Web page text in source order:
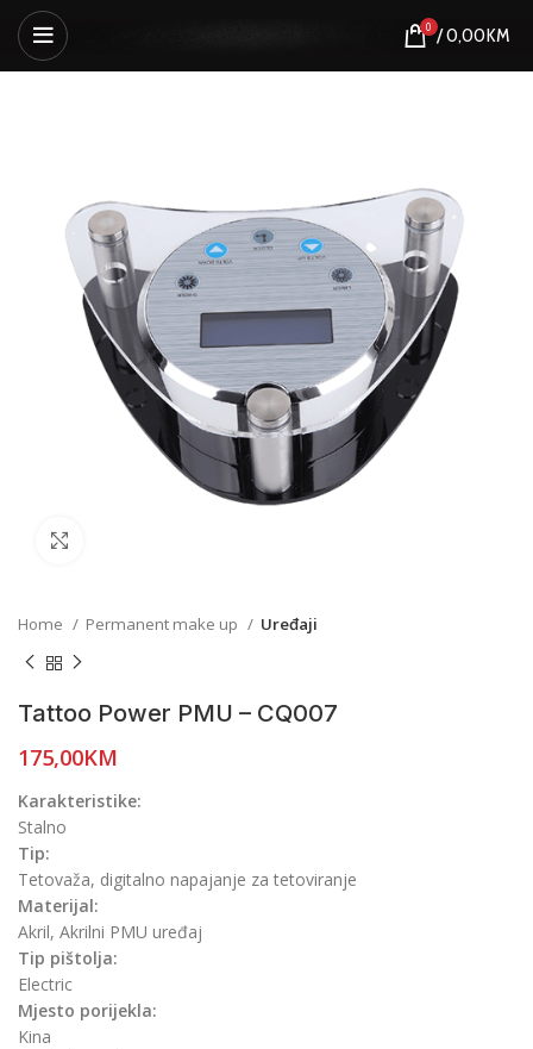
0 /0,00KM
Home Permanent make up Uređaji
Tattoo Power PMU – CQ007
175,00KM
Karakteristike:
Stalno
Tip:
Tetovaža, digitalno napajanje za tetoviranje
Materijal:
Akril, Akrilni PMU uređaj
Tip pištolja:
Electric
Mjesto porijekla:
Kina